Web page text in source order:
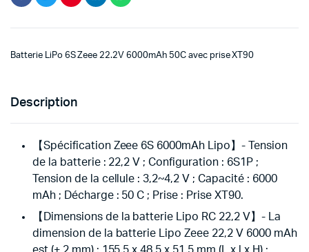
quantity
Batterie LiPo 6S Zeee 22.2V 6000mAh 50C avec prise XT90
Description
【Spécification Zeee 6S 6000mAh Lipo】- Tension
de la batterie : 22,2 V ; Configuration : 6S1P ;
Tension de la cellule : 3,2~4,2 V ; Capacité : 6000
mAh ; Décharge : 50 C ; Prise : Prise XT90.
【Dimensions de la batterie Lipo RC 22,2 V】- La
dimension de la batterie Lipo Zeee 22,2 V 6000 mAh